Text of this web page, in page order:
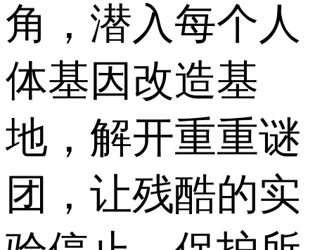
角，潜入每个人
体基因改造基
地，解开重重谜
团，让残酷的实